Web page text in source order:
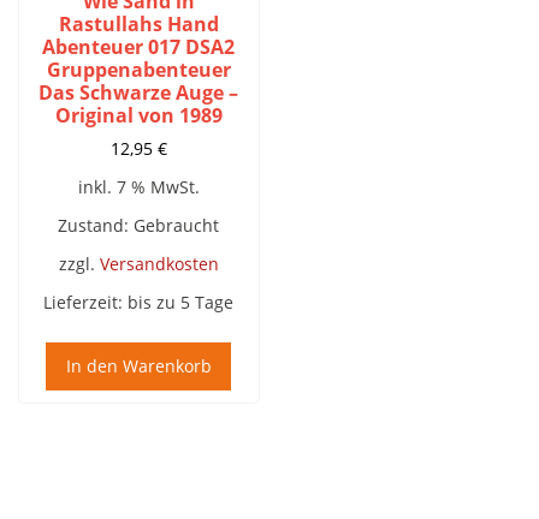
Rastullahs Hand
Abenteuer 017 DSA2
Gruppenabenteuer
Das Schwarze Auge –
Original von 1989
12,95 €
inkl. 7 % MwSt.
Zustand: Gebraucht
zzgl. Versandkosten
Lieferzeit: bis zu 5 Tage
In den Warenkorb